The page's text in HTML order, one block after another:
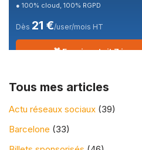
● 100% cloud, 100% RGPD
Dès 21 €/user/mois HT
🎁 Essai gratuit 7 jours
Tous mes articles
Actu réseaux sociaux (39)
Barcelone (33)